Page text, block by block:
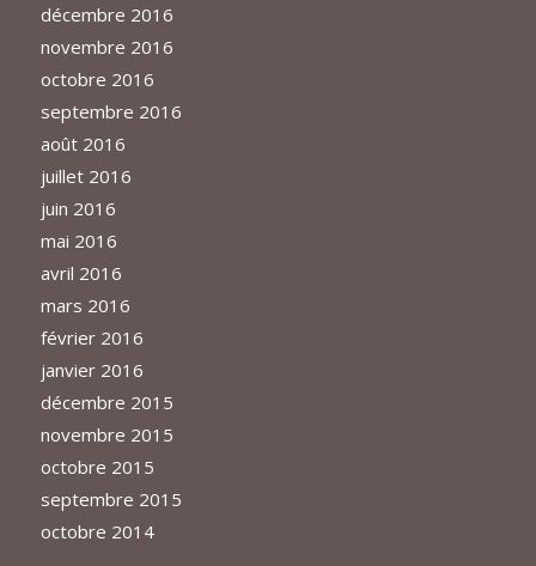
décembre 2016
novembre 2016
octobre 2016
septembre 2016
août 2016
juillet 2016
juin 2016
mai 2016
avril 2016
mars 2016
février 2016
janvier 2016
décembre 2015
novembre 2015
octobre 2015
septembre 2015
octobre 2014